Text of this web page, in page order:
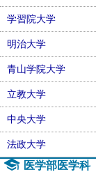
学習院大学
明治大学
青山学院大学
立教大学
中央大学
法政大学
医学部医学科